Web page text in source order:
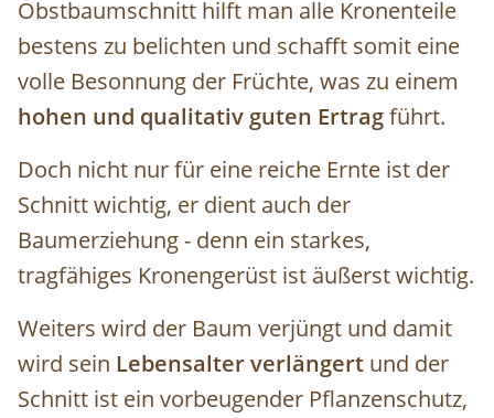
Obstbaumschnitt hilft man alle Kronenteile
bestens zu belichten und schafft somit eine
volle Besonnung der Früchte, was zu einem
hohen und qualitativ guten Ertragführt.
Doch nicht nur für eine reiche Ernte ist der
Schnitt wichtig, er dient auch der
Baumerziehung - denn ein starkes,
tragfähiges Kronengerüst ist äußerst wichtig.
Weiters wird der Baum verjüngt und damit
wird sein Lebensalter verlängert und der
Schnitt ist ein vorbeugender Pflanzenschutz,